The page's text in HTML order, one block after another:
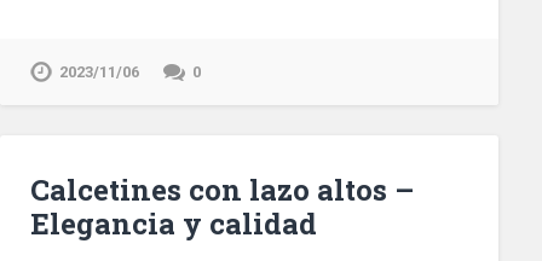
2023/11/06 0
Calcetines con lazo altos –
Elegancia y calidad